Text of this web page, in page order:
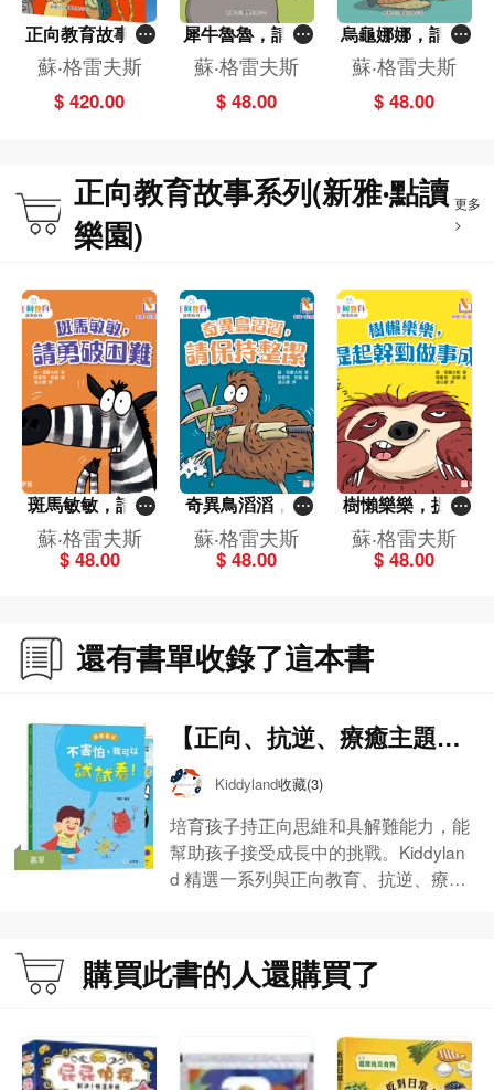
正向教育故事系
列(修訂版)一套1
0冊(新雅‧點讀樂
園)
蘇‧格雷夫斯
$ 420.00
犀牛魯魯，請保
持有禮(修訂版)
[正向教育故事系
列](新雅‧點讀樂
蘇‧格雷夫斯
$ 48.00
烏龜娜娜，請鼓
起勇氣(修訂版)
[正向教育故事系
列](新雅‧點讀樂
蘇‧格雷夫斯
$ 48.00
正向教育故事系列(新雅‧點讀
樂園)
更多
>
斑馬敏敏，請勇
破困難[正向教育
故事系列](新雅‧
蘇‧格雷夫斯
$ 48.00
奇異鳥滔滔，請
保持整潔[正向教
育故事系列](新
蘇‧格雷夫斯
$ 48.00
樹懶樂樂，提起
幹勁做事成[正向
教育故事系列]
蘇‧格雷夫斯
$ 48.00
還有書單收錄了這本書
書單
【正向、抗逆、療癒主題書
籍推介】
Kiddyland收藏(3)
培育孩子持正向思維和具解難能力，能
幫助孩子接受成長中的挑戰。Kiddylan
d 精選一系列與正向教育、抗逆、療癒
購買此書的人還購買了